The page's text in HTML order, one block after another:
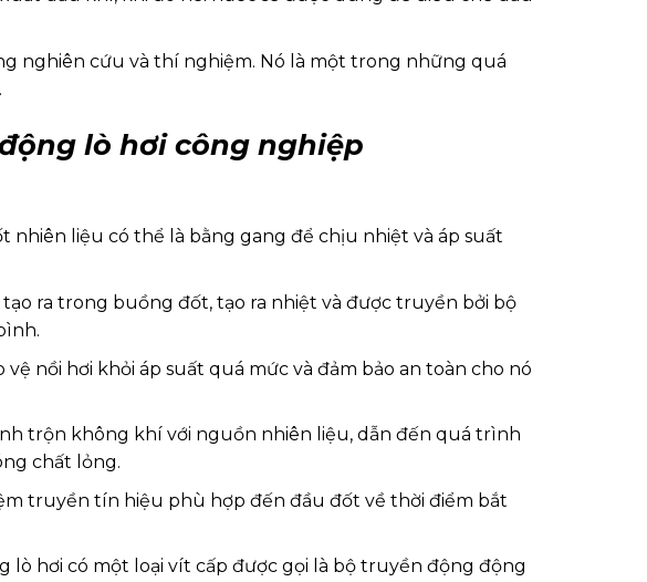
nghiên cứu và thí nghiệm. Nó là một trong những quá
lò hơi công nghiệp
nhiên liệu có thể là bằng gang để chịu nhiệt và áp suất
ra trong buồng đốt, tạo ra nhiệt và được truyền bởi bộ
vệ nồi hơi khỏi áp suất quá mức và đảm bảo an toàn cho nó
trộn không khí với nguồn nhiên liệu, dẫn đến quá trình
chất lỏng.
truyền tín hiệu phù hợp đến đầu đốt về thời điểm bắt
lò hơi có một loại vít cấp được gọi là bộ truyền động động